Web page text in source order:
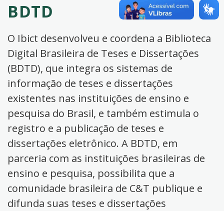
BDTD
O Ibict desenvolveu e coordena a Biblioteca
Digital Brasileira de Teses e Dissertações
(BDTD), que integra os sistemas de
informação de teses e dissertações
existentes nas instituições de ensino e
pesquisa do Brasil, e também estimula o
registro e a publicação de teses e
dissertações eletrônico. A BDTD, em
parceria com as instituições brasileiras de
ensino e pesquisa, possibilita que a
comunidade brasileira de C&T publique e
difunda suas teses e dissertações